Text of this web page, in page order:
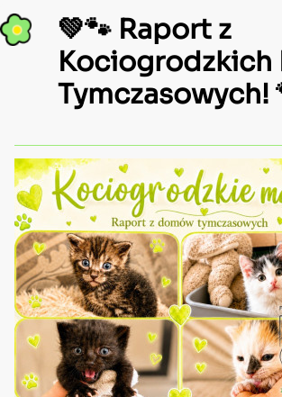
nawigacja
💚🐾 Raport z
Kociogrodzkich
Tymczasowych!
Zdjęcie
tekst